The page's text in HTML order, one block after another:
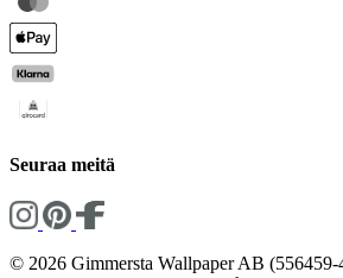
Seuraa meitä
© 2026 Gimmersta Wallpaper AB (556459-